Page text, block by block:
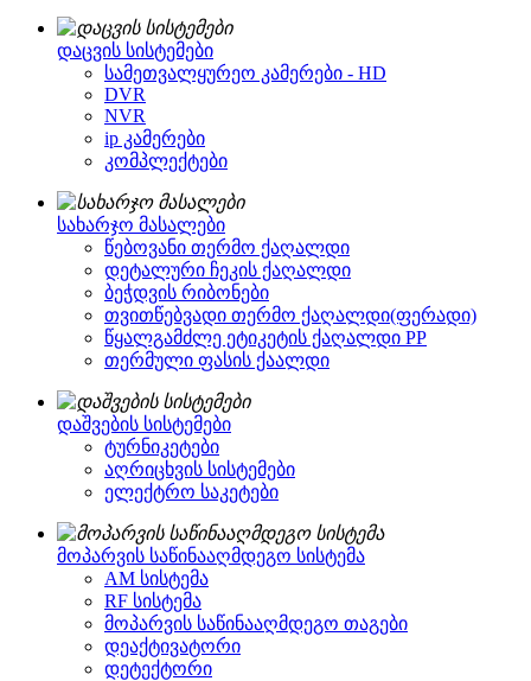
დაცვის სისტემები
სამეთვალყურეო კამერები - HD
DVR
NVR
ip კამერები
კომპლექტები
სახარჯო მასალები
წებოვანი თერმო ქაღალდი
დეტალური ჩეკის ქაღალდი
ბეჭდვის რიბონები
თვითწებვადი თერმო ქაღალდი(ფერადი)
წყალგამძლე ეტიკეტის ქაღალდი PP
თერმული ფასის ქაალდი
დაშვების სისტემები
ტურნიკეტები
აღრიცხვის სისტემები
ელექტრო საკეტები
მოპარვის საწინააღმდეგო სისტემა
AM სისტემა
RF სისტემა
მოპარვის საწინააღმდეგო თაგები
დეაქტივატორი
დეტექტორი